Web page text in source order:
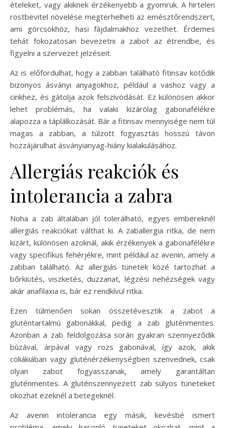
ételeket, vagy akiknek érzékenyebb a gyomruk. A hirtelen
rostbevitel növelése megterhelheti az emésztőrendszert,
ami görcsökhöz, hasi fájdalmakhoz vezethet. Érdemes
tehát fokozatosan bevezetni a zabot az étrendbe, és
figyelni a szervezet jelzéseit.
Az is előfordulhat, hogy a zabban található fitinsav kötődik
bizonyos ásványi anyagokhoz, például a vashoz vagy a
cinkhez, és gátolja azok felszívódását. Ez különösen akkor
lehet problémás, ha valaki kizárólag gabonafélékre
alapozza a táplálkozását. Bár a fitinsav mennyisége nem túl
magas a zabban, a túlzott fogyasztás hosszú távon
hozzájárulhat ásványianyag-hiány kialakulásához.
Allergiás reakciók és
intolerancia a zabra
Noha a zab általában jól tolerálható, egyes embereknél
allergiás reakciókat válthat ki. A zaballergia ritka, de nem
kizárt, különösen azoknál, akik érzékenyek a gabonafélékre
vagy specifikus fehérjékre, mint például az avenin, amely a
zabban található. Az allergiás tünetek közé tartozhat a
bőrkiütés, viszketés, duzzanat, légzési nehézségek vagy
akár anafilaxia is, bár ez rendkívül ritka.
Ezen túlmenően sokan összetévesztik a zabot a
gluténtartalmú gabonákkal, pedig a zab gluténmentes.
Azonban a zab feldolgozása során gyakran szennyeződik
búzával, árpával vagy rozs gabonával, így azok, akik
cöliákiában vagy gluténérzékenységben szenvednek, csak
olyan zabot fogyasszanak, amely garantáltan
gluténmentes. A gluténszennyezett zab súlyos tüneteket
okozhat ezeknél a betegeknél.
Az avenin intolerancia egy másik, kevésbé ismert